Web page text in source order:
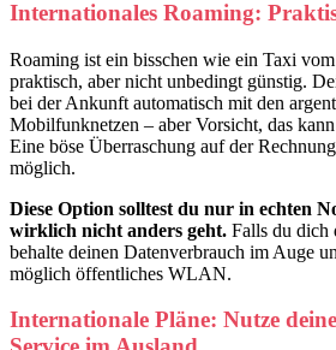
Internationales Roaming:
Roaming ist ein bisschen wie ein Taxi
praktisch, aber nicht unbedingt günstig.
bei der Ankunft automatisch mit den
Mobilfunknetzen – aber Vorsicht, das
Eine böse Überraschung auf der
möglich.
Diese Option solltest du nur in echten
wirklich nicht anders geht. Falls du dich
behalte deinen Datenverbrauch im Auge
möglich öffentliches WLAN.
Internationale Pläne: Nutze